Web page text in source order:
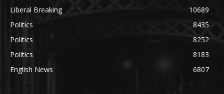
Liberal Breaking
10689
Politics
8435
Politics
8252
Politics
8183
English News
6807